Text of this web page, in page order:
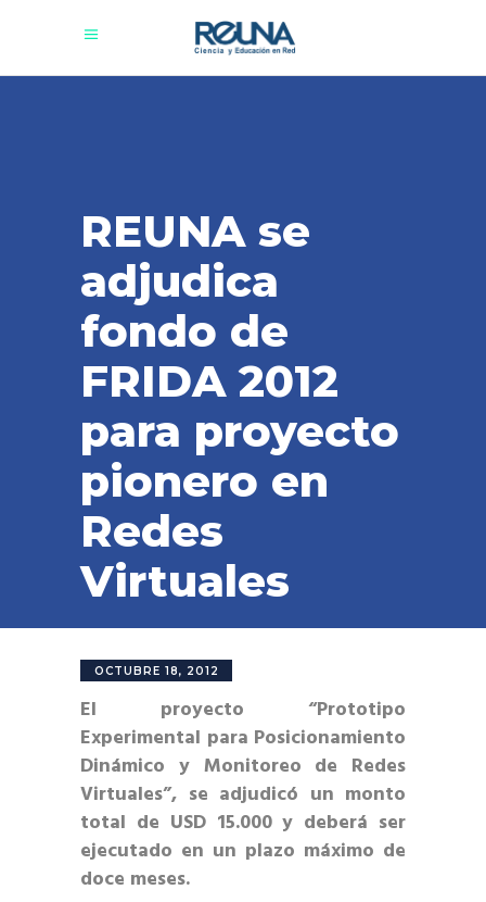
REUNA se
adjudica
fondo de
FRIDA 2012
para proyecto
pionero en
Redes
Virtuales
OCTUBRE 18, 2012
El proyecto “Prototipo
Experimental para Posicionamiento
Dinámico y Monitoreo de Redes
Virtuales”, se adjudicó un monto
total de USD 15.000 y deberá ser
ejecutado en un plazo máximo de
doce meses.